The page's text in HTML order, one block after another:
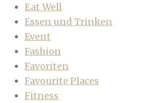
Eat Well
Essen und Trinken
Event
Fashion
Favoriten
Favourite Places
Fitness